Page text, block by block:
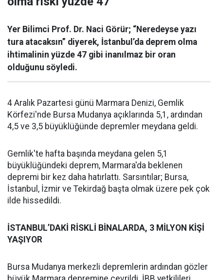
Yer Bilimci Prof. Dr. Naci Görür; “Neredeyse yazı
tura atacaksın” diyerek, İstanbul’da deprem olma
ihtimalinin yüzde 47 gibi inanılmaz bir oran
olduğunu söyledi.
4 Aralık Pazartesi günü Marmara Denizi, Gemlik
Körfezi'nde Bursa Mudanya açıklarında 5,1, ardından
4,5 ve 3,5 büyüklüğünde depremler meydana geldi.
Gemlik'te hafta başında meydana gelen 5,1
büyüklüğündeki deprem, Marmara'da beklenen
depremi bir kez daha hatırlattı. Sarsıntılar; Bursa,
İstanbul, İzmir ve Tekirdağ başta olmak üzere pek çok
ilde hissedildi.
İSTANBUL’DAKİ RİSKLİ BİNALARDA, 3 MİLYON KİŞİ
YAŞIYOR
Bursa Mudanya merkezli depremlerin ardından gözler